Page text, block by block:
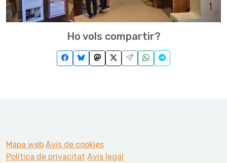
Ho vols compartir?
Mapa web Avís de cookies
Política de privacitat Avís legal